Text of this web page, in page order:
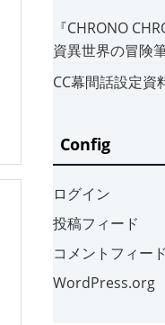
『CHRONO
資異世界の冒険
CC幕間話設定資
Config
ログイン
投稿フィード
コメントフィード
WordPress.org